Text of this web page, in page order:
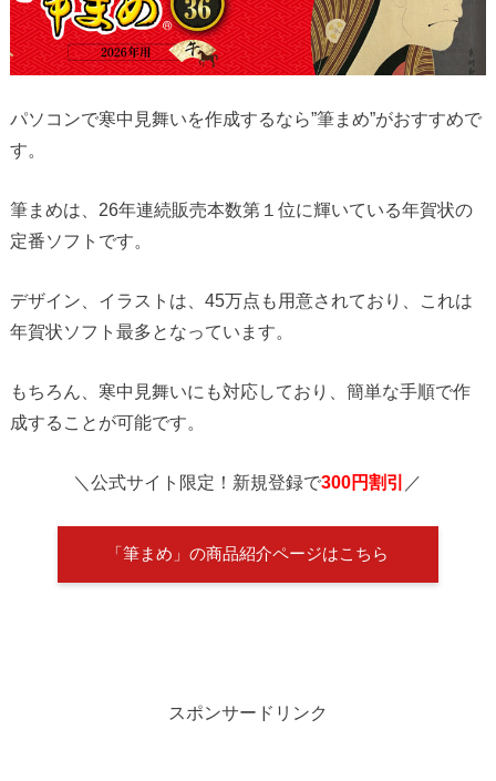
パソコンで寒中見舞いを作成するなら”筆まめ”がおすすめで
す。
筆まめは、26年連続販売本数第１位に輝いている年賀状の
定番ソフトです。
デザイン、イラストは、45万点も用意されており、これは
年賀状ソフト最多となっています。
もちろん、寒中見舞いにも対応しており、簡単な手順で作
成することが可能です。
＼公式サイト限定！新規登録で300円割引 ／
「筆まめ」の商品紹介ページはこちら
スポンサードリンク